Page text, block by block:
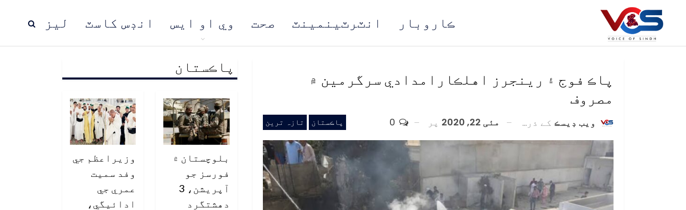
ليز انڊس کاسٽ وي او ايس صحت انٽرٽينمينٽ ڪاروبار
پاڪستان مُنڍ
پاڪ فوج ۽ رينجرز اهلڪارامدادي سرگرمين ۾
مصروف
پاڪستان تازہ ترین ويب ڊيسڪ کے ذریعہ مئی 22, 2020 پر
پاڪستان
بلوچستان ۾
فورسز جو
آپريشن، 3
دهشتگرد
وزيراعظم جي
وفد سميت
عمري جي
ادائيگي،